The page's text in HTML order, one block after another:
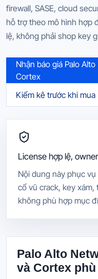
firewall, SASE, cloud
hỗ trợ theo mô hình hợp
lệ, không phải shop key
Nhận báo giá Palo
Cortex
Kiểm kê trước khi mua
License hợp lệ,
Nội dung này phục
cổ vũ crack, key
không phù hợp mục
Palo Alto
và Cortex